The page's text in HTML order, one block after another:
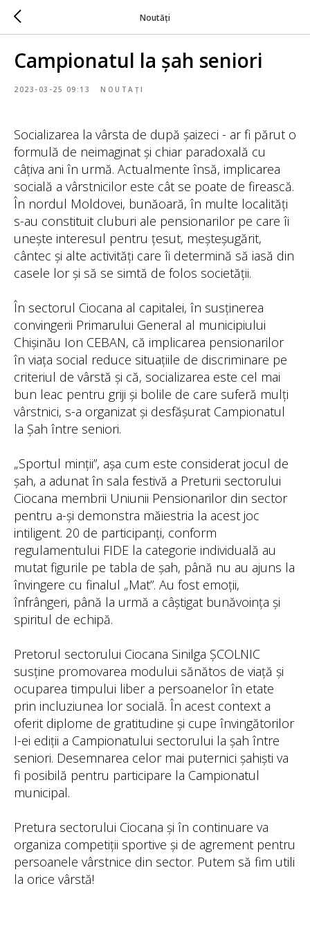
Noutăți
Campionatul la șah seniori
2023-03-25 09:13 NOUTAȚI
Socializarea la vârsta de după șaizeci - ar fi părut o
formulă de neimaginat și chiar paradoxală cu
câțiva ani în urmă. Actualmente însă, implicarea
socială a vârstnicilor este cât se poate de firească.
În nordul Moldovei, bunăoară, în multe localități
s-au constituit cluburi ale pensionarilor pe care îi
unește interesul pentru țesut, meșteșugărit,
cântec și alte activități care îi determină să iasă din
casele lor și să se simtă de folos societății.
În sectorul Ciocana al capitalei, în susținerea
convingerii Primarului General al municipiului
Chișinău Ion CEBAN, că implicarea pensionarilor
în viața social reduce situațiile de discriminare pe
criteriul de vârstă și că, socializarea este cel mai
bun leac pentru griji și bolile de care suferă mulți
vârstnici, s-a organizat și desfășurat Campionatul
la Șah între seniori.
„Sportul minții”, așa cum este considerat jocul de
șah, a adunat în sala festivă a Preturii sectorului
Ciocana membrii Uniunii Pensionarilor din sector
pentru a-și demonstra măiestria la acest joc
intiligent. 20 de participanți, conform
regulamentului FIDE la categorie individuală au
mutat figurile pe tabla de șah, până nu au ajuns la
învingere cu finalul „Mat”. Au fost emoții,
înfrângeri, până la urmă a câștigat bunăvoința și
spiritul de echipă.
Pretorul sectorului Ciocana Sinilga ȘCOLNIC
susține promovarea modului sănătos de viață și
ocuparea timpului liber a persoanelor în etate
prin incluziunea lor socială. În acest context a
oferit diplome de gratitudine și cupe învingătorilor
I-ei ediții a Campionatului sectorului la șah între
seniori. Desemnarea celor mai puternici șahiști va
fi posibilă pentru participare la Campionatul
municipal.
Pretura sectorului Ciocana și în continuare va
organiza competiții sportive și de agrement pentru
persoanele vârstnice din sector. Putem să fim utili
la orice vârstă!